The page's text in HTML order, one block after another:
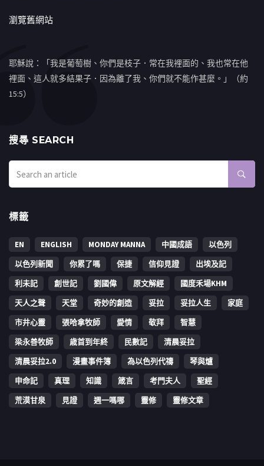
瀏覽舊網站
耶穌說：「我是葡萄樹、你們是枝子．常在我裡面的、我也常在他
裡面、這人就多結果子．因為離了我、你們就不能作甚麼。」（約
15:5）
搜㝷 SEARCH
標籤
EN ENGLISH MONDAY MANNA 中國成語
以色列
以色列新聞
你累了嗎 保捷 信仰見證
出埃及記
利未記
創世記 劉國偉 原文解經
國度禾場KHM
天人之聲
天堂 奇妙的創造 妥拉 妥拉人生
家庭
市井心靈
張哈拿牧師 愛情 敬拜
智慧
梁永善牧師
歳首到年終 民數記
清晨妥拉
清晨妥拉2.0
漫畫事件簿 為以色列代禱
琴與爐
申命記
真理 知識 箴言 考門夫人
聖經
荒漠甘泉
見證 週一嗎哪 靈修 靈修文章